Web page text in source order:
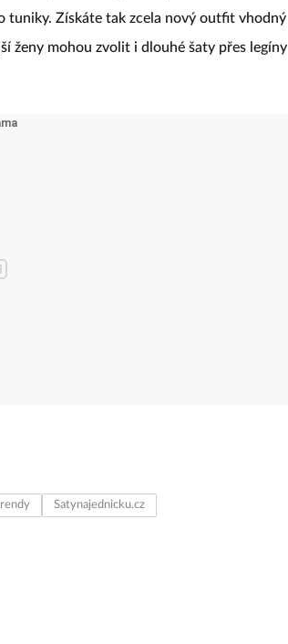
tuniky. Získáte tak zcela nový outfit vhodný
ženy mohou zvolit i dlouhé šaty přes legíny
Satynajednicku.cz